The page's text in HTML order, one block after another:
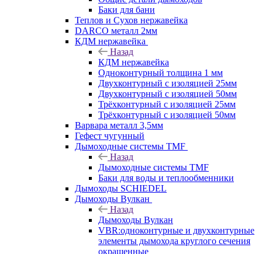
Баки для бани
Теплов и Сухов нержавейка
DARCO металл 2мм
КДМ нержавейка
Назад
КДМ нержавейка
Одноконтурный толщина 1 мм
Двухконтурный с изоляцией 25мм
Двухконтурный с изоляцией 50мм
Трёхконтурный с изоляцией 25мм
Трёхконтурный с изоляцией 50мм
Варвара металл 3,5мм
Гефест чугунный
Дымоходные системы TMF
Назад
Дымоходные системы TMF
Баки для воды и теплообменники
Дымоходы SCHIEDEL
Дымоходы Вулкан
Назад
Дымоходы Вулкан
VBR:одноконтурные и двухконтурные
элементы дымохода круглого сечения
окрашенные